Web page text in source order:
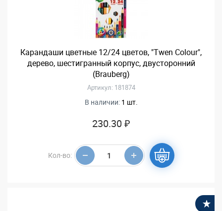
Карандаши цветные 12/24 цветов, "Twen Colour",
дерево, шестигранный корпус, двусторонний
(Brauberg)
Артикул: 181874
В наличии: 1 шт.
230.30 ₽
Кол-во: